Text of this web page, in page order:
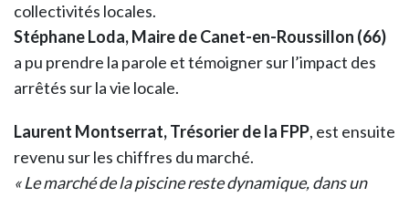
collectivités locales.
Stéphane Loda, Maire de Canet-en-Roussillon (66)
a pu prendre la parole et témoigner sur l’impact des
arrêtés sur la vie locale.
Laurent Montserrat, Trésorier de la FPP, est ensuite
revenu sur les chiffres du marché.
« Le marché de la piscine reste dynamique, dans un